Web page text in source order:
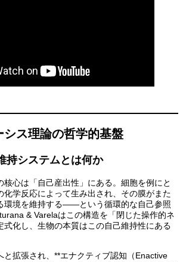
シス理論の哲学的基盤
持システムとは何か
核心は「自己産出性」にある。細胞を例にと
化学反応によって生み出され、その膜がまた
環境を維持する——という循環的な自己参照
& Varelaはこの構造を「閉じた操作的ネ
式化し、生物の本質はこの自己維持性にある
と拡張され、**エナクティブ認知（Enactive